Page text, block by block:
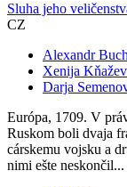
Sluha jeho
CZ
Alexandr
Xenija
Darja
Európa, 1709. V
Ruskom boli dvaja
cárskemu vojsku a
nimi ešte neskončil...